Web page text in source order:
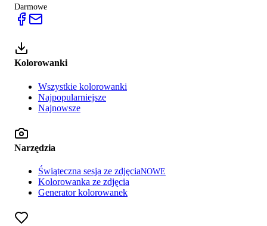
Darmowe
Kolorowanki
Wszystkie kolorowanki
Najpopularniejsze
Najnowsze
Narzędzia
Świąteczna sesja ze zdjęciaNOWE
Kolorowanka ze zdjęcia
Generator kolorowanek